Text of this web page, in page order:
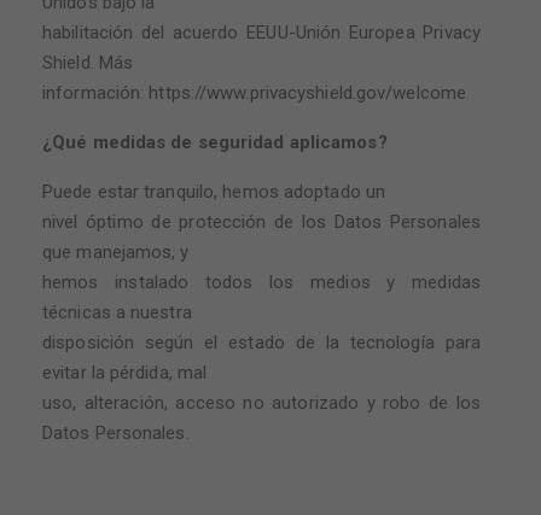
habilitación del acuerdo EEUU-Unión Europea Privacy
Shield. Más
información: https://www.privacyshield.gov/welcome
¿Qué medidas de seguridad aplicamos?
Puede estar tranquilo, hemos adoptado un
nivel óptimo de protección de los Datos Personales
que manejamos, y
hemos instalado todos los medios y medidas
técnicas a nuestra
disposición según el estado de la tecnología para
evitar la pérdida, mal
uso, alteración, acceso no autorizado y robo de los
Datos Personales.